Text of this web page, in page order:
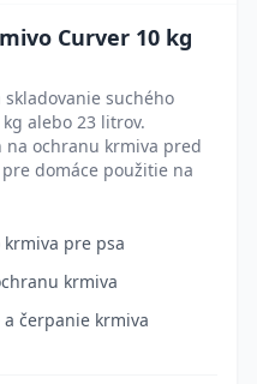
Curver 10 kg
suchého
alebo 23 litrov.
na ochranu krmiva pred
domáce použitie na
krmiva pre psa
krmiva
čerpanie krmiva